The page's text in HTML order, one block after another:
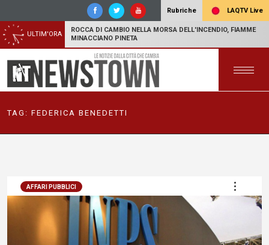
Rubriche LAQTV Live
ULTIM'ORA
ROCCA DI CAMBIO NELLA MORSA DELL'INCENDIO, FIAMME
MINACCIANO PINETA
TAG: FEDERICA BENEDETTI
AFFARI PUBBLICI